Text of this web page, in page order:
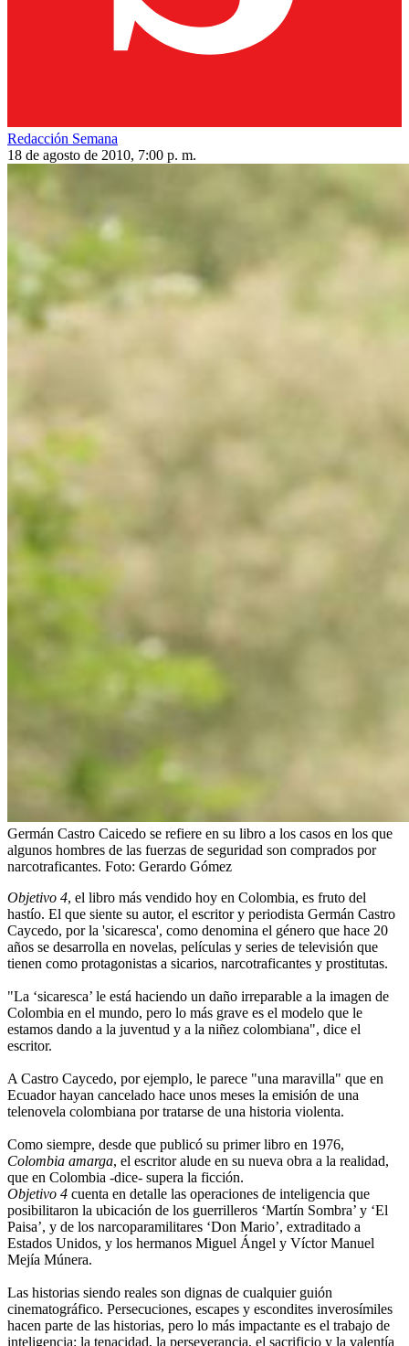
Redacción Semana
18 de agosto de 2010, 7:00 p. m.
Germán Castro Caicedo se refiere en su libro a los casos en los que
algunos hombres de las fuerzas de seguridad son comprados por
narcotraficantes. Foto: Gerardo Gómez
Objetivo 4, el libro más vendido hoy en Colombia, es fruto del
hastío. El que siente su autor, el escritor y periodista Germán Castro
Caycedo, por la 'sicaresca', como denomina el género que hace 20
años se desarrolla en novelas, películas y series de televisión que
tienen como protagonistas a sicarios, narcotraficantes y prostitutas.
"La ‘sicaresca’ le está haciendo un daño irreparable a la imagen de
Colombia en el mundo, pero lo más grave es el modelo que le
estamos dando a la juventud y a la niñez colombiana", dice el
escritor.
A Castro Caycedo, por ejemplo, le parece "una maravilla" que en
Ecuador hayan cancelado hace unos meses la emisión de una
telenovela colombiana por tratarse de una historia violenta.
Como siempre, desde que publicó su primer libro en 1976,
Colombia amarga, el escritor alude en su nueva obra a la realidad,
que en Colombia -dice- supera la ficción.
Objetivo 4 cuenta en detalle las operaciones de inteligencia que
posibilitaron la ubicación de los guerrilleros ‘Martín Sombra’ y ‘El
Paisa’, y de los narcoparamilitares ‘Don Mario’, extraditado a
Estados Unidos, y los hermanos Miguel Ángel y Víctor Manuel
Mejía Múnera.
Las historias siendo reales son dignas de cualquier guión
cinematográfico. Persecuciones, escapes y escondites inverosímiles
hacen parte de las historias, pero lo más impactante es el trabajo de
inteligencia: la tenacidad, la perseverancia, el sacrificio y la valentía